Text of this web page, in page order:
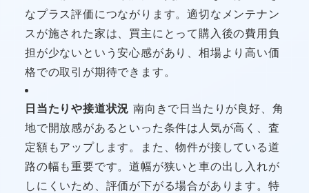
なプラス評価につながります。適切なメンテナン
スが施された家は、買主にとって購入後の費用負
担が少ないという安心感があり、相場より高い価
格での取引が期待できます。
日当たりや接道状況 南向きで日当たりが良好、角
地で開放感があるといった条件は人気が高く、査
定額もアップします。また、物件が接している道
路の幅も重要です。道幅が狭いと車の出し入れが
しにくいため、評価が下がる場合があります。特